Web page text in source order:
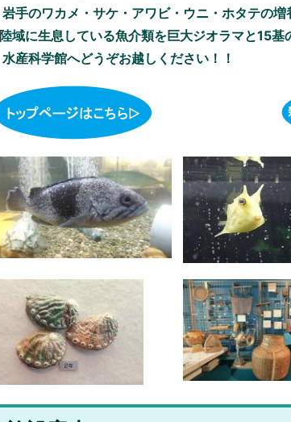
岩手のワカメ・サケ・アワビ・ウニ・ホタテの
陸域に生息している魚介類を巨大ジオラマと15基
水産科学館へどうぞお越しください！！